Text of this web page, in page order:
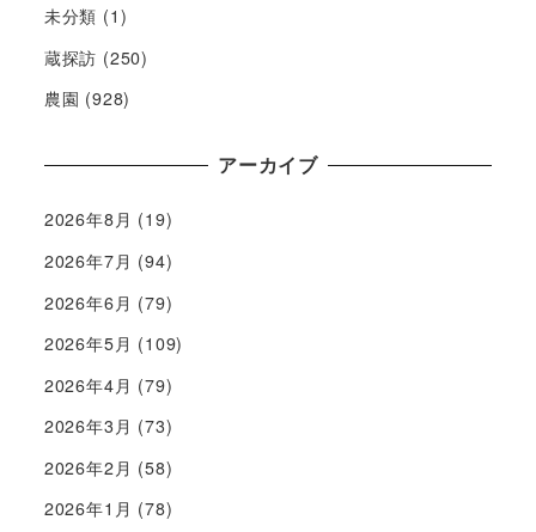
未分類 (1)
蔵探訪 (250)
農園 (928)
アーカイブ
2026年8月 (19)
2026年7月 (94)
2026年6月 (79)
2026年5月 (109)
2026年4月 (79)
2026年3月 (73)
2026年2月 (58)
2026年1月 (78)